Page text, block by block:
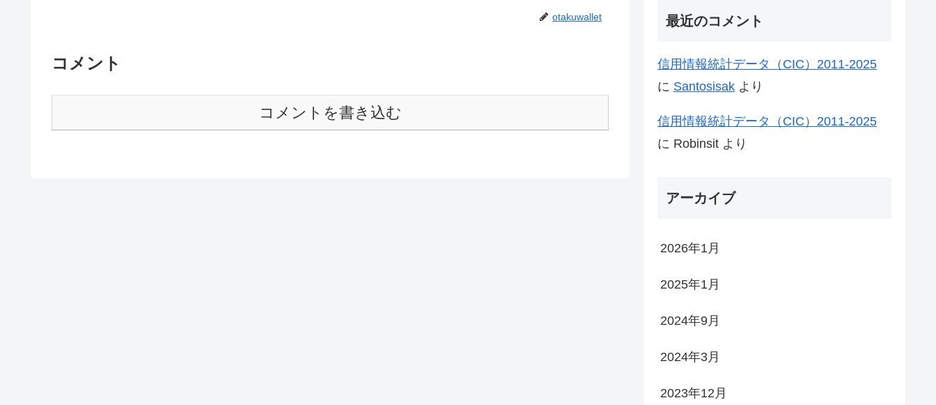
otakuwallet
コメント
コメントを書き込む
最近のコメント
信用情報統計データ（CIC）2011-2025
に Santosisak より
信用情報統計データ（CIC）2011-2025
に Robinsit より
アーカイブ
2026年1月
2025年1月
2024年9月
2024年3月
2023年12月